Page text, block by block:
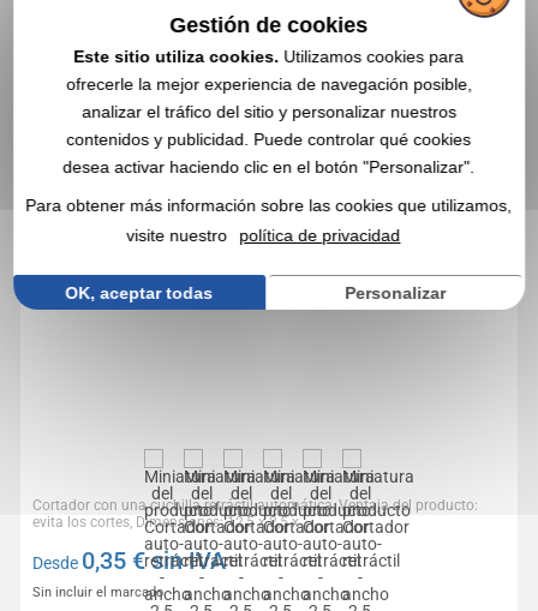
EN ESTA CATEGORÍA, ESTOS ARTÍCULOS
PROMOCIONALES TAMBIÉN PUEDEN
INTERESARLE
Réf. 00028V0010461
Cortador auto-retráctil - ancho 2,5 cm
Cortador con una cuchilla retráctil automática, Ventaja del producto:
evita los cortes, Dimensiones: 12,5 x 2,5 x...
Desde 0,35 € sin IVA
Sin incluir el marcado
Gestión de cookies
Este sitio utiliza cookies. Utilizamos cookies para
ofrecerle la mejor experiencia de navegación posible,
analizar el tráfico del sitio y personalizar nuestros
contenidos y publicidad. Puede controlar qué cookies
desea activar haciendo clic en el botón "Personalizar".
Para obtener más información sobre las cookies que utilizamos,
visite nuestro
política de privacidad
OK, aceptar todas Personalizar